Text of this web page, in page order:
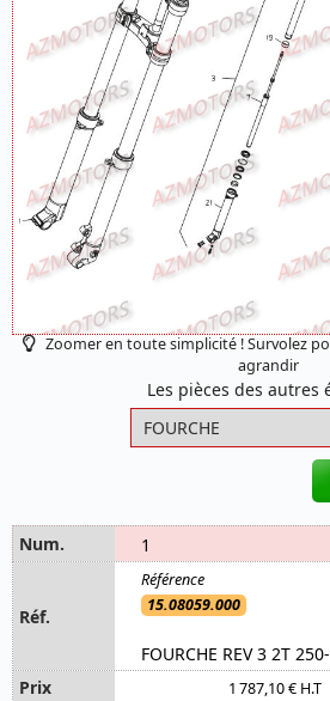
Zoomer en toute simplicité ! Survolez
agrandir
Les pièces des autres
1
15.08059.000
FOURCHE REV 3 2T
1 787,10 € H.T